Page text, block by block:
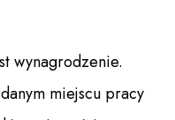
wynagrodzenie.
miejscu pracy